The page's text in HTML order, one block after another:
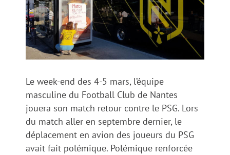
Le week-end des 4-5 mars, l’équipe
masculine du Football Club de Nantes
jouera son match retour contre le PSG. Lors
du match aller en septembre dernier, le
déplacement en avion des joueurs du PSG
avait fait polémique. Polémique renforcée